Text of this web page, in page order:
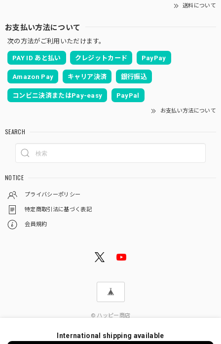
送料について
お支払い方法について
次の方法がご利用いただけます。
PAY ID あと払い クレジットカード PayPay
Amazon Pay キャリア決済 銀行振込
コンビニ決済またはPay-easy PayPal
お支払い方法について
SEARCH
NOTICE
プライバシーポリシー
特定商取引法に基づく表記
会員規約
© ハッピー商店
International shipping available